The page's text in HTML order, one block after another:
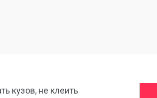
кузов, не клеить